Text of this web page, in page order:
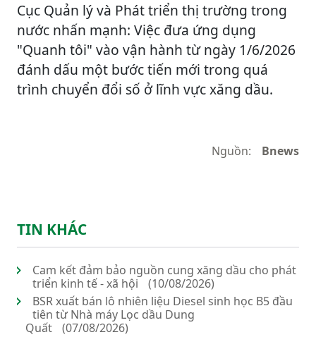
Cục Quản lý và Phát triển thị trường trong
nước nhấn mạnh: Việc đưa ứng dụng
"Quanh tôi" vào vận hành từ ngày 1/6/2026
đánh dấu một bước tiến mới trong quá
trình chuyển đổi số ở lĩnh vực xăng dầu.
Nguồn: Bnews
TIN KHÁC
Cam kết đảm bảo nguồn cung xăng dầu cho phát
triển kinh tế - xã hội
(10/08/2026)
BSR xuất bán lô nhiên liệu Diesel sinh học B5 đầu
tiên từ Nhà máy Lọc dầu Dung
Quất
(07/08/2026)